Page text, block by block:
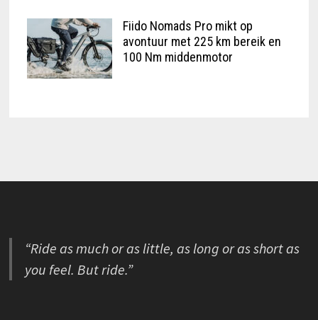
Fiido Nomads Pro mikt op
avontuur met 225 km bereik en
100 Nm middenmotor
“Ride as much or as little, as long or as short as
you feel. But ride.”